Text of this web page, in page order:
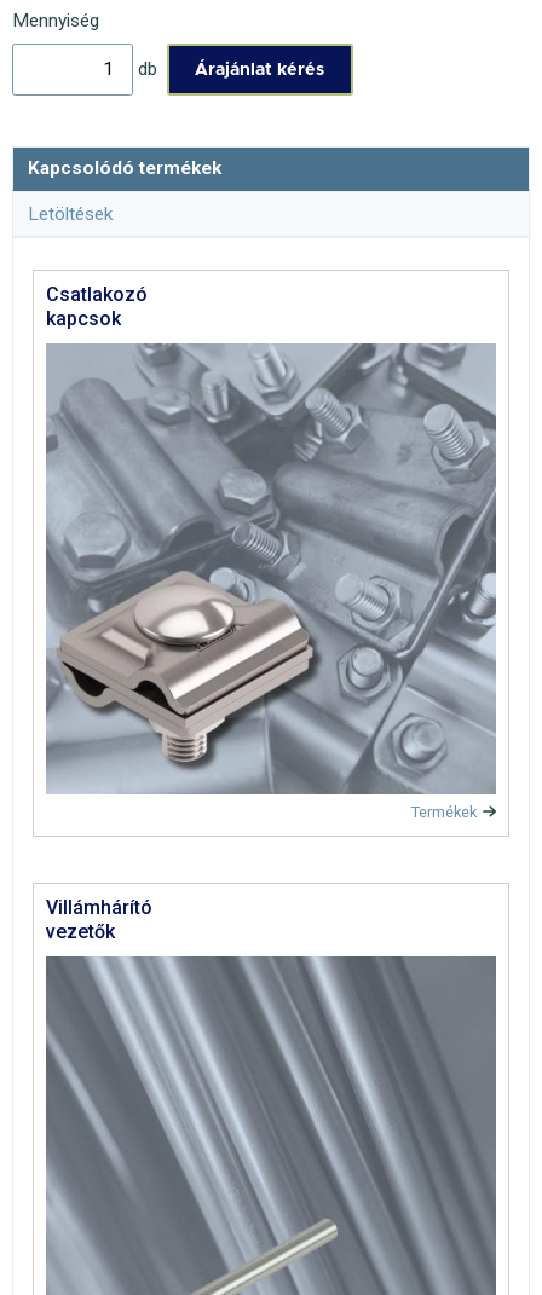
Mennyiség
db
Kapcsolódó termékek
Letöltések
Csatlakozó
kapcsok
Termékek
Villámhárító
vezetők